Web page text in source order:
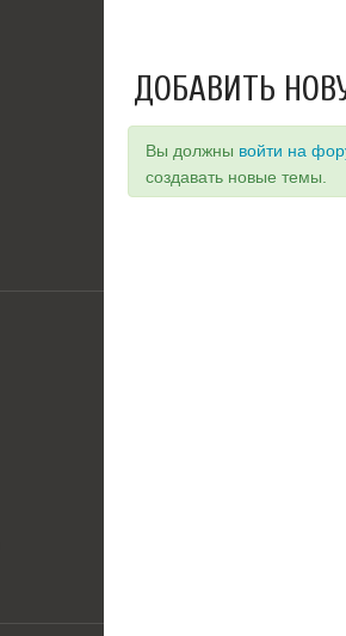
ДОБАВИТЬ
Вы должны войти на
создавать новые темы.